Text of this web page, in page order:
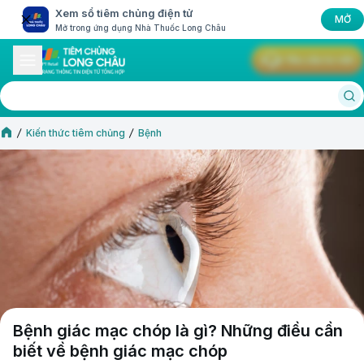
Xem sổ tiêm chủng điện tử
Mở trong ứng dụng Nhà Thuốc Long Châu
MỞ
Kiến thức tiêm chủng Bệnh
Bệnh giác mạc chóp là gì? Những điều cần
biết về bệnh giác mạc chóp